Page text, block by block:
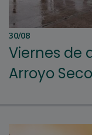
30/08
Viernes de
Arroyo Seco